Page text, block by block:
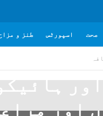
صحت اسپورٹس طنز و
اور